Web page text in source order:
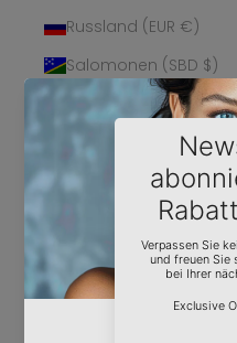
Russland (EUR €)
Salomonen (SBD $)
Sambia (EUR €)
Samoa (WST T)
San Marino (EUR €)
São Tomé und
Príncipe (STD Db)
Saudi-Arabien (SAR